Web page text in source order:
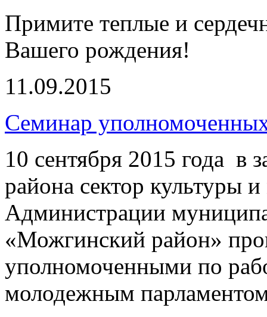
Примите теплые и
Вашего рождения!
11.09.2015
Семинар
10 сентября 2015 года в
района сектор культуры
Администрации
«Можгинский район»
уполномоченными по
молодежным